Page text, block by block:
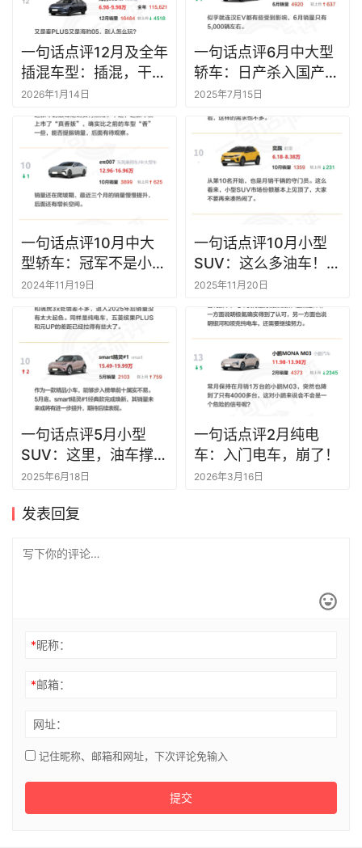
一句话点评12月及全年
插混车型：插混，干不
过纯电？
2026年1月14日
一句话点评6月中大型
轿车：日产杀入国产大
军，这里一片红海
2025年7月15日
一句话点评10月中大
型轿车：冠军不是小米
SU7？
2024年11月19日
一句话点评10月小型
SUV：这么多油车！电
车在这不行了？
2025年11月20日
一句话点评5月小型
SUV：这里，油车撑起
大半边天
2025年6月18日
一句话点评2月纯电
车：入门电车，崩了！
2026年3月16日
发表回复
*昵称：
*邮箱：
网址：
记住昵称、邮箱和网址，下次评论免输入
提交